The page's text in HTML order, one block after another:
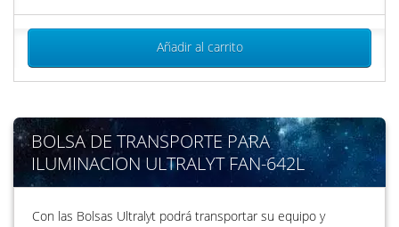
Añadir al carrito
BOLSA DE TRANSPORTE PARA
ILUMINACION ULTRALYT FAN-642L
Con las Bolsas Ultralyt podrá transportar su equipo y